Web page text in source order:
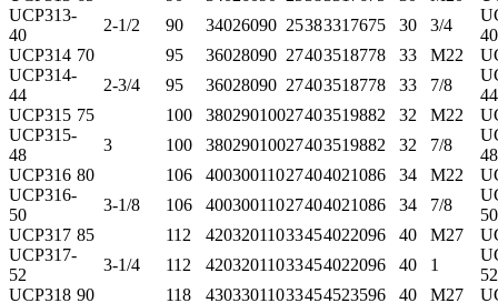
UCP313-
40
2-1/2 90 34026090 25383317675 30 3/4
40
UCP314 70 95 36028090 27403518778 33 M22
UCP314-
44
2-3/4 95 36028090 27403518778 33 7/8
44
UCP315 75 100 38029010027403519882 32 M22
UCP315-
48
3 100 38029010027403519882 32 7/8
48
UCP316 80 106 40030011027404021086 34 M22
UCP316-
50
3-1/8 106 40030011027404021086 34 7/8
50
UCP317 85 112 42032011033454022096 40 M27
UCP317-
52
3-1/4 112 42032011033454022096 40 1
52
UCP318 90 118 43033011033454523596 40 M27